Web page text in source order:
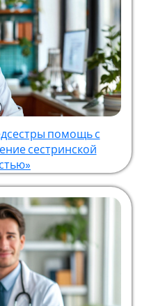
помощь с
сестринской